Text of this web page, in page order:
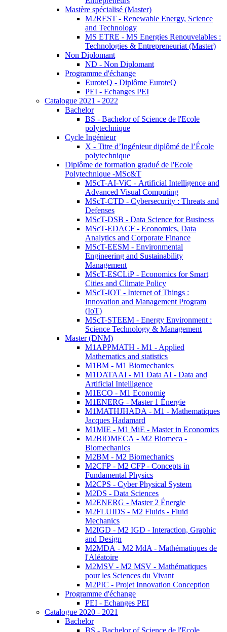
Mastère spécialisé (Master)
M2REST - Renewable Energy, Science
and Technology
MS ETRE - MS Energies Renouvelables :
Technologies & Entrepreneuriat (Master)
Non Diplomant
ND - Non Diplomant
Programme d'échange
EuroteQ - Diplôme EuroteQ
PEI - Echanges PEI
Catalogue 2021 - 2022
Bachelor
BS - Bachelor of Science de l'Ecole
polytechnique
Cycle Ingénieur
X - Titre d’Ingénieur diplômé de l’École
polytechnique
Diplôme de formation gradué de l'Ecole
Polytechnique -MSc&T
MScT-AI-ViC - Artificial Intelligence and
Advanced Visual Computing
MScT-CTD - Cybersecurity : Threats and
Defenses
MScT-DSB - Data Science for Business
MScT-EDACF - Economics, Data
Analytics and Corporate Finance
MScT-EESM - Environmental
Engineering and Sustainability
Management
MScT-ESCLiP - Economics for Smart
Cities and Climate Policy
MScT-IOT - Internet of Things :
Innovation and Management Program
(IoT)
MScT-STEEM - Energy Environment :
Science Technology & Management
Master (DNM)
M1APPMATH - M1 - Applied
Mathematics and statistics
M1BM - M1 Biomechanics
M1DATAAI - M1 Data AI - Data and
Artificial Intelligence
M1ECO - M1 Economie
M1ENERG - Master 1 Énergie
M1MATHJHADA - M1 - Mathematiques
Jacques Hadamard
M1MIE - M1 MiE - Master in Economics
M2BIOMECA - M2 Biomeca -
Biomechanics
M2BM - M2 Biomechanics
M2CFP - M2 CFP - Concepts in
Fundamental Physics
M2CPS - Cyber Physical System
M2DS - Data Sciences
M2ENERG - Master 2 Énergie
M2FLUIDS - M2 Fluids - Fluid
Mechanics
M2IGD - M2 IGD - Interaction, Graphic
and Design
M2MDA - M2 MdA - Mathématiques de
l'Aléatoire
M2MSV - M2 MSV - Mathématiques
pour les Sciences du Vivant
M2PIC - Projet Innovation Conception
Programme d'échange
PEI - Echanges PEI
Catalogue 2020 - 2021
Bachelor
BS - Bachelor of Science de l'Ecole